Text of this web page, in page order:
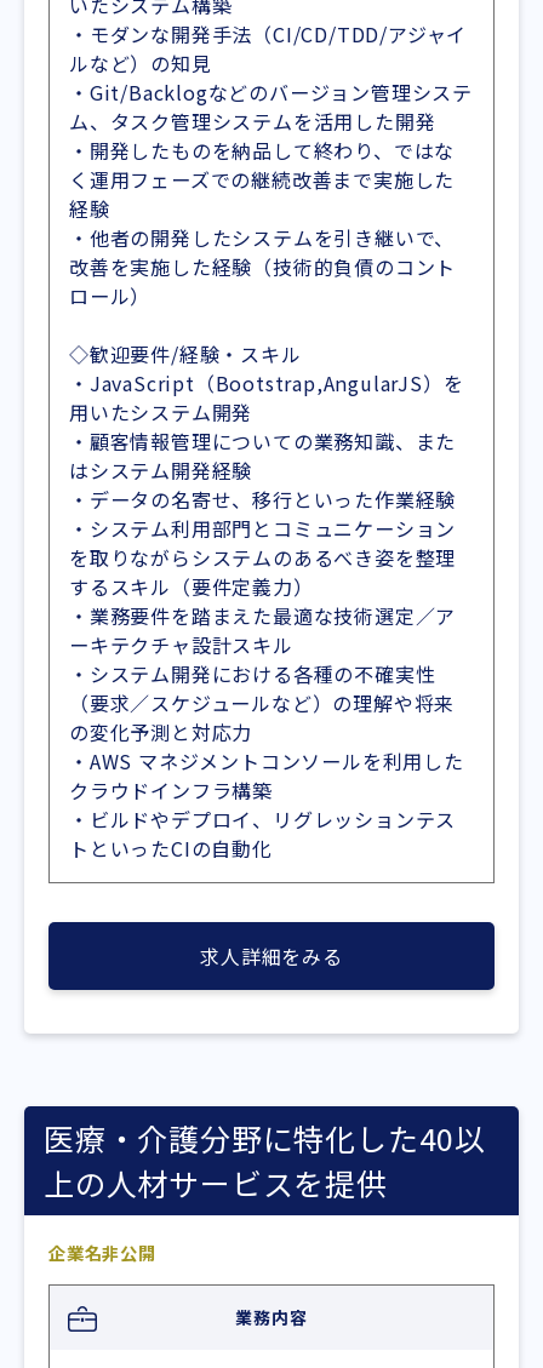
・モダンな開発手法（CI/CD/TDD/アジャイ
ルなど）の知見
・Git/Backlogなどのバージョン管理システ
ム、タスク管理システムを活用した開発
・開発したものを納品して終わり、ではな
く運用フェーズでの継続改善まで実施した
経験
・他者の開発したシステムを引き継いで、
改善を実施した経験（技術的負債のコント
ロール）
◇歓迎要件/経験・スキル
・JavaScript（Bootstrap,AngularJS）を
用いたシステム開発
・顧客情報管理についての業務知識、また
はシステム開発経験
・データの名寄せ、移行といった作業経験
・システム利用部門とコミュニケーション
を取りながらシステムのあるべき姿を整理
するスキル（要件定義力）
・業務要件を踏まえた最適な技術選定／ア
ーキテクチャ設計スキル
・システム開発における各種の不確実性
（要求／スケジュールなど）の理解や将来
の変化予測と対応力
・AWS マネジメントコンソールを利用した
クラウドインフラ構築
・ビルドやデプロイ、リグレッションテス
トといったCIの自動化
求人詳細をみる
医療・介護分野に特化した40以
上の人材サービスを提供
企業名非公開
業務内容